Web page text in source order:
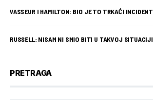
VASSEUR I HAMILTON: BIO JE TO TRKAĆI INCIDENT
RUSSELL: NISAM NI SMIO BITI U TAKVOJ SITUACIJI
PRETRAGA